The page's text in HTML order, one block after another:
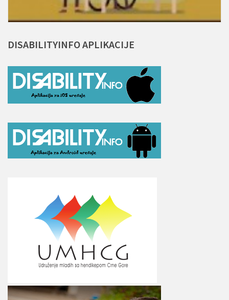
DISABILITYINFOAPLIKACIJE